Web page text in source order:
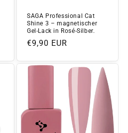
SAGA Professional Cat
Shine 3 – magnetischer
Gel-Lack in Rosé-Silber.
Normaler
€9,90 EUR